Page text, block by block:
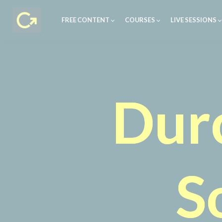
FREE CONTENT COURSES LIVE SESSIONS